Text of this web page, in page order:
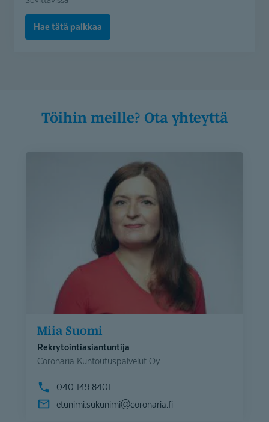
harjoittelijoille
kuntoutus
Hae tätä paikkaa
Töihin meille? Ota yhteyttä
Miia Suomi
Rekrytointiasiantuntija
Coronaria Kuntoutuspalvelut Oy
040 149 8401
etunimi.sukunimi@coronaria.fi